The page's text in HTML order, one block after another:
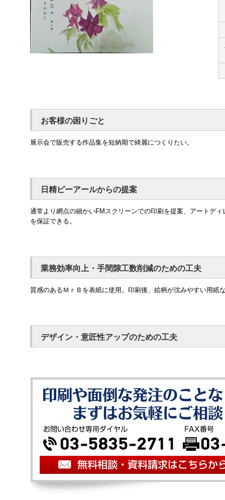
お客様の困りごと
展示会で販売する作品集を短納期で綺麗につくりたい。
日精ピーアールからの提案
通常より網点の細かいFMスクリーンでの印刷を提案、アートデ
を保証できる。
業務効率向上・手間隙工数削減のための工夫
質感のあるＭｒＢを表紙に使用。印刷後、絵柄が沈みやすい用紙
デザイン・意匠性アップのための工夫